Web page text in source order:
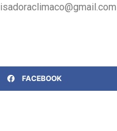
isadoraclimaco@gmail.com
FACEBOOK